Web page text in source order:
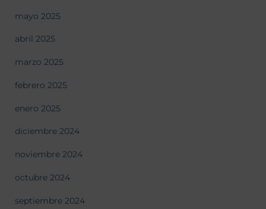
mayo 2025
abril 2025
marzo 2025
febrero 2025
enero 2025
diciembre 2024
noviembre 2024
octubre 2024
septiembre 2024